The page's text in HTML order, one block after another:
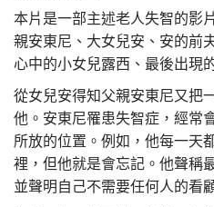
本片是一部主述老人失智的影
親安東尼、大女兒安、安的前
心中的小女兒露西、最後出現
從女兒安得知父親安東尼又把
他。安東尼罹患失智症，經常
所放的位置。例如，他每一天
裡，但他就是會忘記。他聲稱
並聲明自己不需要任何人的看